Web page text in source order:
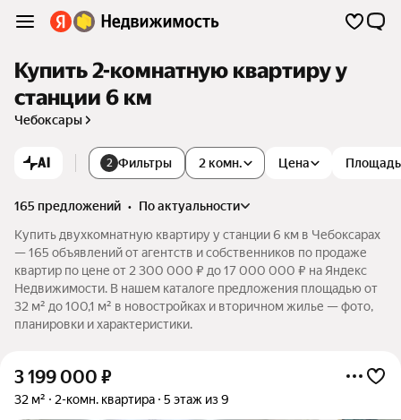
Купить 2-комнатную квартиру у
станции 6 км
Чебоксары
AI 2 Фильтры 2 комн. Цена Площадь
165 предложений •
по актуальности
Купить двухкомнатную квартиру у станции 6 км в Чебоксарах
— 165 объявлений от агентств и собственников по продаже
квартир по цене от 2 300 000 ₽ до 17 000 000 ₽ на Яндекс
Недвижимости. В нашем каталоге предложения площадью от
32 м² до 100,1 м² в новостройках и вторичном жилье — фото,
планировки и характеристики.
3 199 000 ₽
32 м² 2-комн. квартира 5 этаж из 9